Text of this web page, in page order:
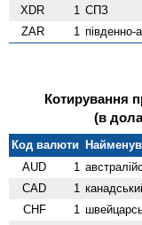
XDR 1 СПЗ
ZAR 1 південно-
Котирування
(в
Код валюти
AUD
1
CAD 1
CHF 1